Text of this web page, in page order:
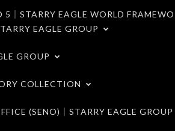
｜STARRY EAGLE WORLD
EAGLE GROUP
GROUP
COLLECTION
(SENO)｜STARRY EAGLE GROUP